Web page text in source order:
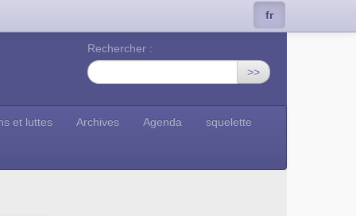
Rechercher :
>>
et luttes Archives Agenda squelette
fr